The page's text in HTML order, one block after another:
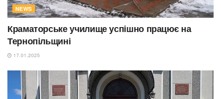
NEWS
Краматорське училище успішно працює на
Тернопільщині
17.01.2025